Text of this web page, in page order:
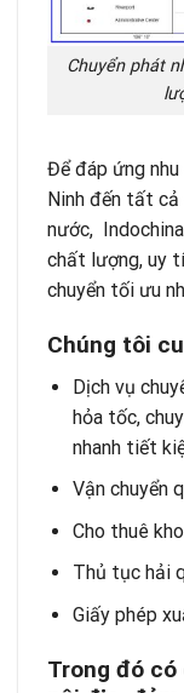
Chuyển phát
Để đáp ứng nhu
Ninh đến tất cả
nước,
chất lượng, uy
chuyển tối ưu
Chúng tôi
Dịch vụ
hỏa tốc,
nhanh tiết
Vận chuyển
Cho thuê
Thủ tục hải
Giấy phép
Trong đó